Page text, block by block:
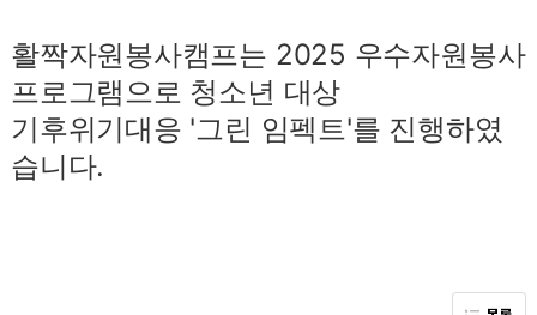
활짝자원봉사캠프는 2025 우수자원봉사
프로그램으로 청소년 대상
기후위기대응 '그린 임펙트'를 진행하였
습니다.